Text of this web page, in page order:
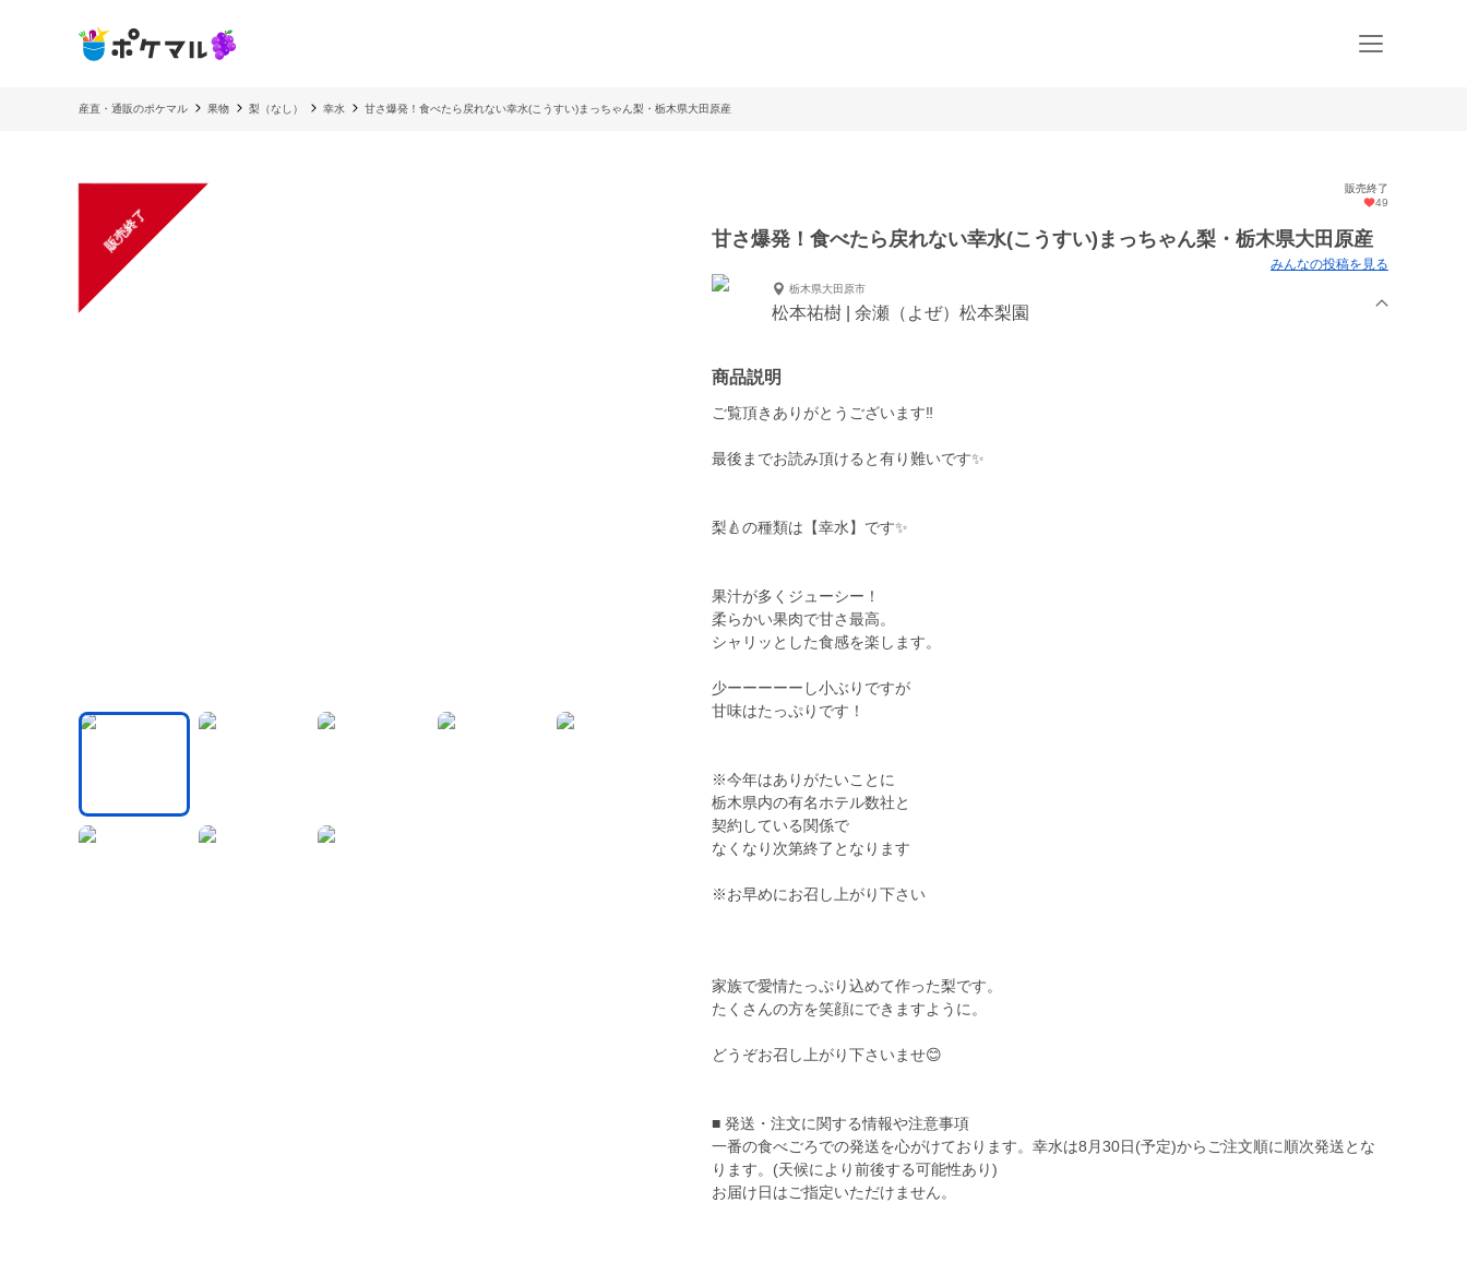
産直・通販のポケマル 果物 梨（なし） 幸水 甘さ爆発！食べたら戻れない幸水(こうすい)まっちゃん梨・栃木県大田原産
販売終了
販売終了
49
甘さ爆発！食べたら戻れない幸水(こうすい)まっちゃん梨・栃木県大田原産
みんなの投稿を見る
栃木県大田原市
松本祐樹 | 余瀬（よぜ）松本梨園
商品説明
ご覧頂きありがとうございます‼️
最後までお読み頂けると有り難いです✨
梨🍐の種類は【幸水】です✨
果汁が多くジューシー！
柔らかい果肉で甘さ最高。
シャリッとした食感を楽します。
少ーーーーーし小ぶりですが
甘味はたっぷりです！
※今年はありがたいことに
栃木県内の有名ホテル数社と
契約している関係で
なくなり次第終了となります
※お早めにお召し上がり下さい
家族で愛情たっぷり込めて作った梨です。
たくさんの方を笑顔にできますように。
どうぞお召し上がり下さいませ😊
■ 発送・注文に関する情報や注意事項
一番の食べごろでの発送を心がけております。幸水は8月30日(予定)からご注文順に順次発送とな
ります。(天候により前後する可能性あり)
お届け日はご指定いただけません。